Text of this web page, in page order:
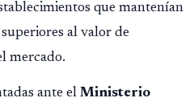
que mantenían
al valor de
mercado.
ante el Ministerio